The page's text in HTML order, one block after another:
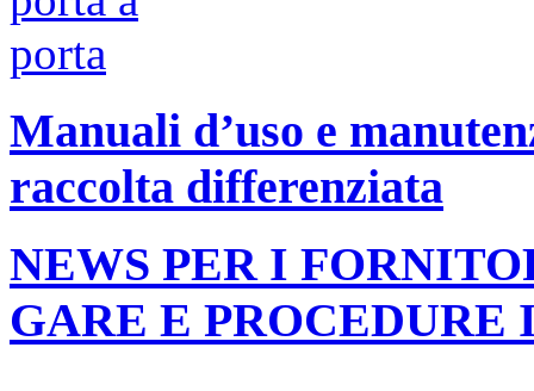
Manuali d’uso e
raccolta differenziata
NEWS PER I
GARE E PROCEDURE